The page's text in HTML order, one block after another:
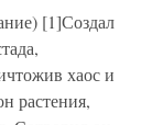
[1]Создал
хаос и
растения,